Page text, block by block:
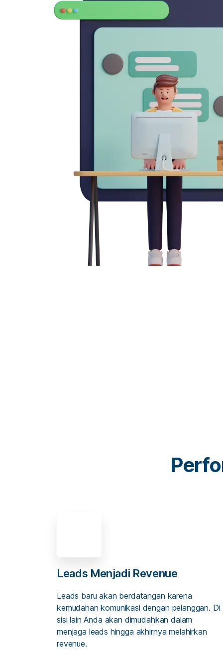
Leads Menjadi Revenue
Leads baru akan berdatangan karena
kemudahan komunikasi dengan pelanggan. Di
sisi lain Anda akan dimudahkan dalam
menjaga leads hingga akhirnya melahirkan
revenue.